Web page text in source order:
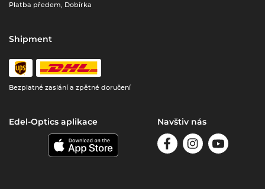
Platba předem, Dobírka
Shipment
Bezplatné zaslání a zpětné doručení
Edel-Optics aplikace Navštiv nás